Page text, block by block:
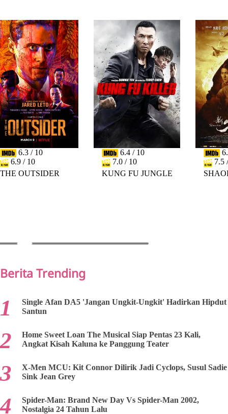
6.3 / 10
6.9 / 10
THE OUTSIDER
6.4 / 10
7.0 / 10
KUNG FU JUNGLE
7.5
Berita Trending
Single Afan DA5 'Jangan Ungkit-Ungkit' Hadirkan Hipdut
Santun
Home Sweet Loan The Musical Siap Pentas 23 Kali,
Angkat Kisah Kaluna ke Panggung Teater
X-Men MCU: Kit Connor Dilirik Jadi Cyclops, Susul Sadie
Sink Jean Grey
Spider-Man: Brand New Day Vs Spider-Man 2002,
Nostalgia 24 Tahun Lalu